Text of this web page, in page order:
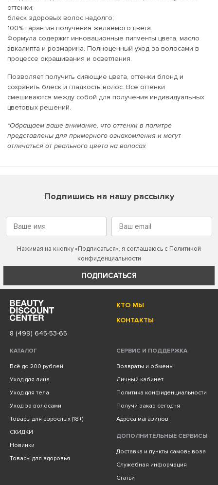
оттенки;
блеск здоровых волос надолго;
100% гарантия получения желаемого цвета.
Формула содержит инновационные пигменты цвета, масло
эвкалипта и розмарина. Полноценный уход за волосами в
процессе окрашивания и осветления.
Позволяет получить сияющие цвета, оттенки блонд и
сохранить блеск и гладкость волос. Все оттенки
смешиваются между собой для получения индивидуальных
цветовых решений.
*Обращаем ваше внимание, что оттенки в палитре
представлены для примерного ознакомления и могут
отличаться от реального цвета на волосах
Подпишись на нашу рассылку
Нажимая на кнопку «Подписаться», я соглашаюсь с Политикой
конфиденциальности
ПОДПИСАТЬСЯ
КТО МЫ
КОНТАКТЫ
8 (499) 645-53-65
КАТАЛОГ
Всё до 200 рублей
Уход для лица
Уход для тела
Уход за волосами
Товары для взрослых (18+)
СКИДКИ
Новинки
Товары для здоровья
СЕРВИС И ПОДДЕРЖКА
Возвраты и обмены
Личный кабинет
Политика конфиденциальности
Получи заказ сегодня
Адреса магазинов
ДОПОЛНИТЕЛЬНЫЕ СЕРВИСЫ
Доставка и пункты самовывоза
Служебная информация
Статьи